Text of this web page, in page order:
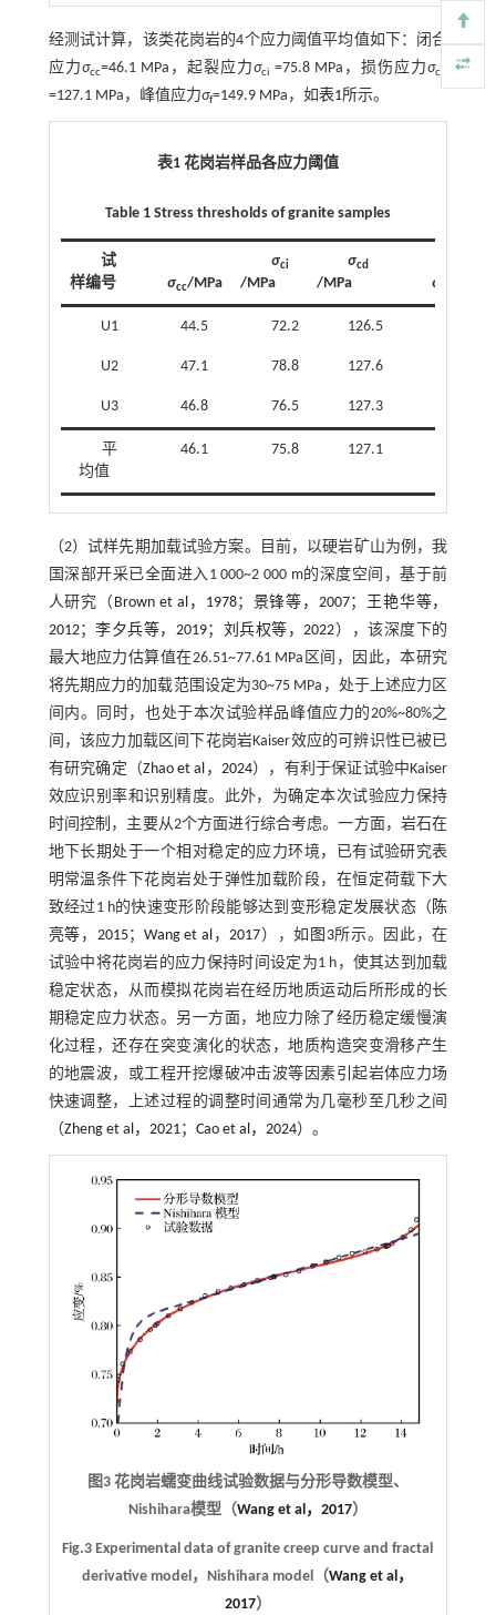
经测试计算，该类花岗岩的4个应力阈值平均值如下：闭合
应力σcc=46.1 MPa，起裂应力σci =75.8 MPa，损伤应力σcd
=127.1 MPa，峰值应力σf=149.9 MPa，如表1所示。
表1 花岗岩样品各应力阈值
Table 1 Stress thresholds of granite samples
试
样编号
σcc/MPa
σci
/MPa
σcd
/MPa σ
平
均值
46.1 75.8 127.1
U1 44.5 72.2 126.5
U2 47.1 78.8 127.6
U3 46.8 76.5 127.3
（2）试样先期加载试验方案。目前，以硬岩矿山为例，我
国深部开采已全面进入1 000~2 000 m的深度空间，基于前
人研究（ Brown et al，1978； 景锋等，2007； 王艳华等，
2012； 李夕兵等，2019； 刘兵权等，2022），该深度下的
最大地应力估算值在26.51~77.61 MPa区间，因此，本研究
将先期应力的加载范围设定为30~75 MPa，处于上述应力区
间内。同时，也处于本次试验样品峰值应力的20%~80%之
间，该应力加载区间下花岗岩Kaiser效应的可辨识性已被已
有研究确定（Zhao et al，2024），有利于保证试验中Kaiser
效应识别率和识别精度。此外，为确定本次试验应力保持
时间控制，主要从2个方面进行综合考虑。一方面，岩石在
地下长期处于一个相对稳定的应力环境，已有试验研究表
明常温条件下花岗岩处于弹性加载阶段，在恒定荷载下大
致经过1 h的快速变形阶段能够达到变形稳定发展状态（ 陈
亮等，2015； Wang et al，2017），如 图3所示。因此，在
试验中将花岗岩的应力保持时间设定为1 h，使其达到加载
稳定状态，从而模拟花岗岩在经历地质运动后所形成的长
期稳定应力状态。另一方面，地应力除了经历稳定缓慢演
化过程，还存在突变演化的状态，地质构造突变滑移产生
的地震波，或工程开挖爆破冲击波等因素引起岩体应力场
快速调整，上述过程的调整时间通常为几毫秒至几秒之间
（Zheng et al，2021； Cao et al，2024）。
图3 花岗岩蠕变曲线试验数据与分形导数模型、
Nishihara模型（Wang et al，2017）
Fig.3 Experimental data of granite creep curve and fractal
derivative model，Nishihara model（Wang et al，
2017）